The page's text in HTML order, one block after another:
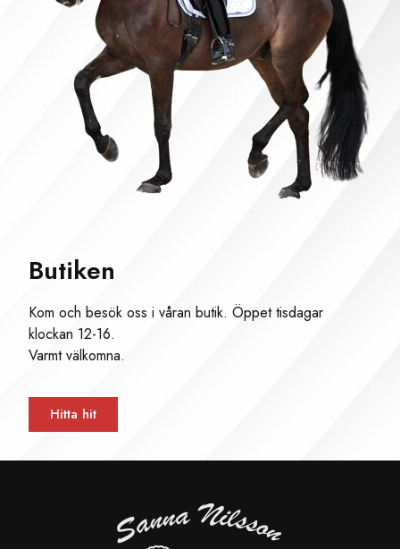
Butiken
Kom och besök oss i våran butik. Öppet tisdagar
klockan 12-16.
Varmt välkomna.
Hitta hit